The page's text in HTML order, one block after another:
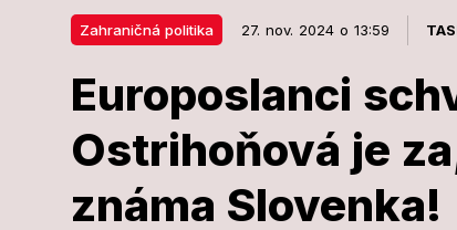
Zahraničná politika 27. nov. 2024 o 13:59
Europoslanci
Ostrihoňová je
známa Slovenka!
Zahraničná politika